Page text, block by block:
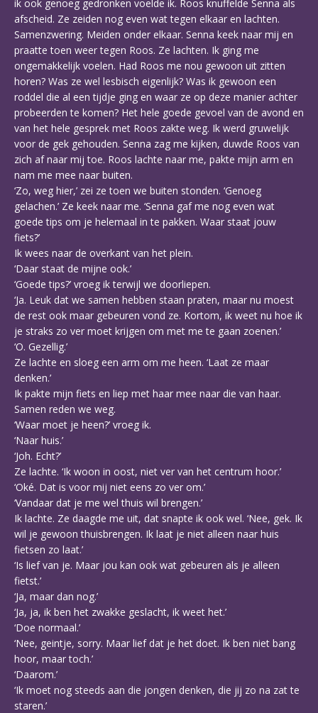
ik ook genoeg gedronken voelde ik. Roos knuffelde Senna als
afscheid. Ze zeiden nog even wat tegen elkaar en lachten.
Samenzwering. Meiden onder elkaar. Senna keek naar mij en
praatte toen weer tegen Roos. Ze lachten. Ik ging me
ongemakkelijk voelen. Had Roos me nou gewoon uit zitten
horen? Was ze wel lesbisch eigenlijk? Was ik gewoon een
roddel die al een tijdje ging en waar ze op deze manier achter
probeerden te komen? Het hele goede gevoel van de avond en
van het hele gesprek met Roos zakte weg. Ik werd gruwelijk
voor de gek gehouden. Senna zag me kijken, duwde Roos van
zich af naar mij toe. Roos lachte naar me, pakte mijn arm en
nam me mee naar buiten.
‘Zo, weg hier,’ zei ze toen we buiten stonden. ‘Genoeg
gelachen.’ Ze keek naar me. ‘Senna gaf me nog even wat
goede tips om je helemaal in te pakken. Waar staat jouw
fiets?’
Ik wees naar de overkant van het plein.
‘Daar staat de mijne ook.’
‘Goede tips?’ vroeg ik terwijl we doorliepen.
‘Ja. Leuk dat we samen hebben staan praten, maar nu moest
de rest ook maar gebeuren vond ze. Kortom, ik weet nu hoe ik
je straks zo ver moet krijgen om met me te gaan zoenen.’
‘O. Gezellig.’
Ze lachte en sloeg een arm om me heen. ‘Laat ze maar
denken.’
Ik pakte mijn fiets en liep met haar mee naar die van haar.
Samen reden we weg.
‘Waar moet je heen?’ vroeg ik.
‘Naar huis.’
‘Joh. Echt?’
Ze lachte. ‘Ik woon in oost, niet ver van het centrum hoor.’
‘Oké. Dat is voor mij niet eens zo ver om.’
‘Vandaar dat je me wel thuis wil brengen.’
Ik lachte. Ze daagde me uit, dat snapte ik ook wel. ‘Nee, gek. Ik
wil je gewoon thuisbrengen. Ik laat je niet alleen naar huis
fietsen zo laat.’
‘Is lief van je. Maar jou kan ook wat gebeuren als je alleen
fietst.’
‘Ja, maar dan nog.’
‘Ja, ja, ik ben het zwakke geslacht, ik weet het.’
‘Doe normaal.’
‘Nee, geintje, sorry. Maar lief dat je het doet. Ik ben niet bang
hoor, maar toch.’
‘Daarom.’
‘Ik moet nog steeds aan die jongen denken, die jij zo na zat te
staren.’